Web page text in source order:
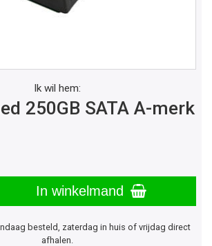
Ik wil hem:
250GB SATA A-merk
In winkelmand
besteld, zaterdag in huis of vrijdag direct
afhalen.